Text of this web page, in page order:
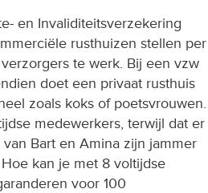
en Invaliditeitsverzekering
rusthuizen stellen per
te werk. Bij een vzw
doet een privaat rusthuis
zoals koks of poetsvrouwen.
medewerkers, terwijl dat er
Bart en Amina zijn jammer
kan je met 8 voltijdse
voor 100